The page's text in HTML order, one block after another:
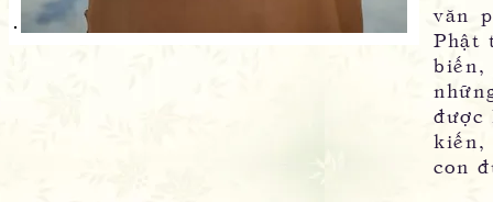
văn
Phật
biến,
được
kiến,
con